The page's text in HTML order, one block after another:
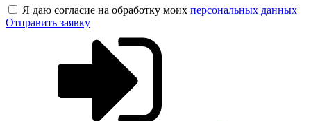
Я даю согласие на обработку моих персональных данных
Отправить заявку